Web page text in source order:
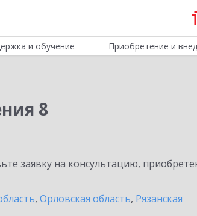
и обучение Приобретение и
8
заявку на консультацию,
, Орловская область, Рязанская